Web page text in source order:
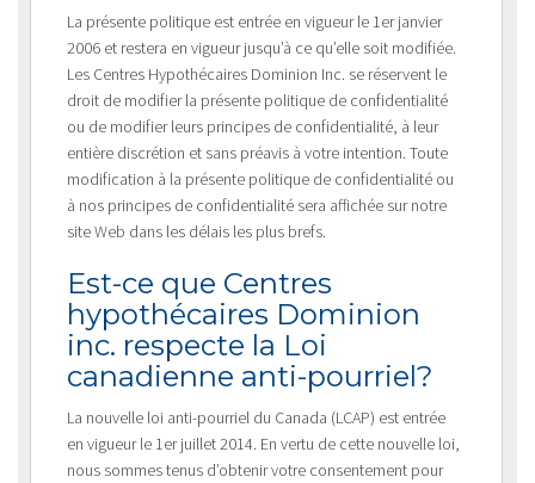
La présente politique est entrée en vigueur le 1er janvier
2006 et restera en vigueur jusqu’à ce qu’elle soit modifiée.
Les Centres Hypothécaires Dominion Inc. se réservent le
droit de modifier la présente politique de confidentialité
ou de modifier leurs principes de confidentialité, à leur
entière discrétion et sans préavis à votre intention. Toute
modification à la présente politique de confidentialité ou
à nos principes de confidentialité sera affichée sur notre
site Web dans les délais les plus brefs.
Est-ce que Centres
hypothécaires Dominion
inc. respecte la Loi
canadienne anti-pourriel?
La nouvelle loi anti-pourriel du Canada (LCAP) est entrée
en vigueur le 1er juillet 2014. En vertu de cette nouvelle loi,
nous sommes tenus d’obtenir votre consentement pour